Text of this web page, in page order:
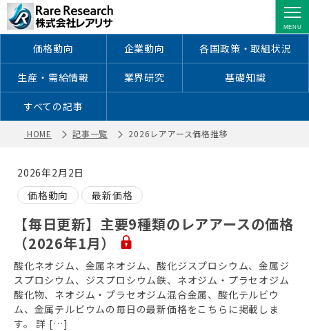
2026レアアース価格推移 ｜ レアアー
ス・レアメタルに特化した情報を配信
価格動向 企業動向 各国政策・取組状況
生産・需給情報 業界研究 基礎知識
すべての記事
HOME 記事一覧 2026レアアース価格推移
2026年2月2日
価格動向
最新価格
【毎日更新】主要9種類のレアアースの価格
（2026年1月）
酸化ネオジム、金属ネオジム、酸化ジスプロシウム、金属ジ
スプロシウム、ジスプロシウム鉄、ネオジム・プラセオジム
酸化物、ネオジム・プラセオジム混合金属、酸化テルビウ
ム、金属テルビウムの毎日の最新価格をこちらに掲載しま
す。 詳 […]